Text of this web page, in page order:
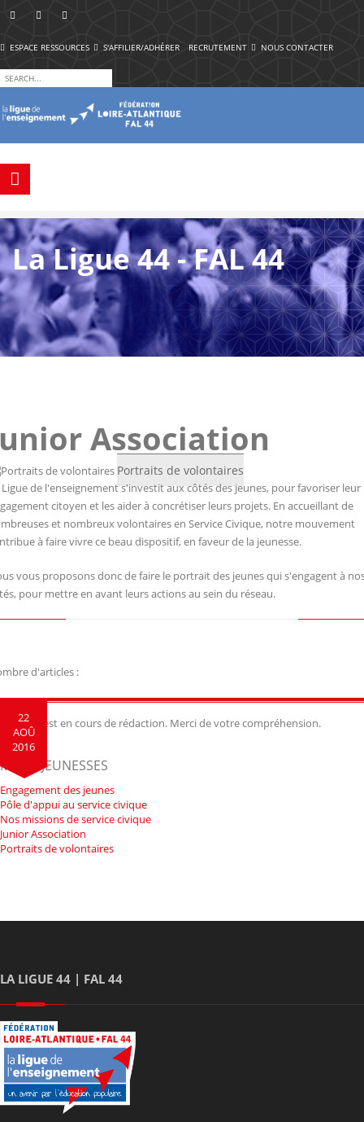
ESPACE RESSOURCES S'AFFILIER/ADHÉRER RECRUTEMENT NOUS CONTACTER
La Ligue 44 - FAL 44
Association
Portraits de volontaires
Ligue de l'enseignement s'investit aux côtés des jeunes, pour favoriser leur
citoyen et les aider à concrétiser leurs projets. En accueillant de
et nombreux volontaires en Service Civique, notre mouvement
à faire vivre ce beau dispositif, en faveur de la jeunesse.
vous proposons donc de faire le portrait des jeunes qui s'engagent à
pour mettre en avant leurs actions au sein du réseau.
d'articles :
22
AOÛ
2016
article est en cours de rédaction. Merci de votre compréhension.
MENU JEUNESSES
Engagement des jeunes
Pôle d'appui au service civique
Nos missions de service civique
Junior Association
Portraits de volontaires
LA LIGUE 44 | FAL 44